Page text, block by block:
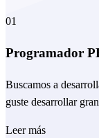
01
Programador
Buscamos a
guste desarrollar
Leer más